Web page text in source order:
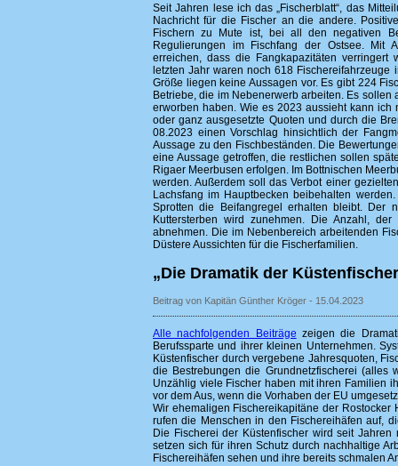
Seit Jahren lese ich das „Fischerblatt“, das
Nachricht für die Fischer an die andere.
Fischern zu Mute ist, bei all den negativen
Regulierungen im Fischfang der Ostsee. Mit
erreichen, dass die Fangkapazitäten
letzten Jahr waren noch 618 Fischereifahrzeuge
Größe liegen keine Aussagen vor. Es gibt 224
Betriebe, die im Nebenerwerb arbeiten. Es
erworben haben. Wie es 2023 aussieht kann ich
oder ganz ausgesetzte Quoten und durch die
08.2023 einen Vorschlag hinsichtlich der
Aussage zu den Fischbeständen. Die
eine Aussage getroffen, die restlichen sollen
Rigaer Meerbusen erfolgen. Im Bottnischen
werden. Außerdem soll das Verbot einer
Lachsfang im Hauptbecken beibehalten
Sprotten die Beifangregel erhalten bleibt. Der
Kuttersterben wird zunehmen. Die Anzahl,
abnehmen. Die im Nebenbereich arbeitenden
Düstere Aussichten für die Fischerfamilien.
„Die Dramatik der
Beitrag von Kapitän Günther Kröger - 15.04.2023
Alle nachfolgenden Beiträge zeigen die
Berufssparte und ihrer kleinen Unternehmen.
Küstenfischer durch vergebene Jahresquoten,
die Bestrebungen die Grundnetzfischerei (alles
Unzählig viele Fischer haben mit ihren Familien
vor dem Aus, wenn die Vorhaben der EU
Wir ehemaligen Fischereikapitäne der Rostocker
rufen die Menschen in den Fischereihäfen auf,
Die Fischerei der Küstenfischer wird seit
setzen sich für ihren Schutz durch nachhaltige
Fischereihäfen sehen und ihre bereits schmalen